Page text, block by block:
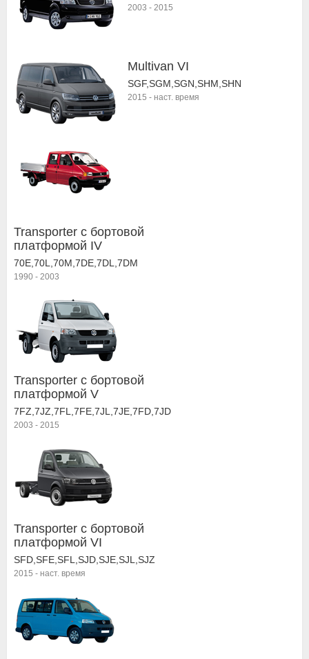
2003 - 2015
Multivan VI
SGF,SGM,SGN,SHM,SHN
2015 - наст. время
Transporter c бортовой
платформой IV
70E,70L,70M,7DE,7DL,7DM
1990 - 2003
Transporter c бортовой
платформой V
7FZ,7JZ,7FL,7FE,7JL,7JE,7FD,7JD
2003 - 2015
Transporter c бортовой
платформой VI
SFD,SFE,SFL,SJD,SJE,SJL,SJZ
2015 - наст. время